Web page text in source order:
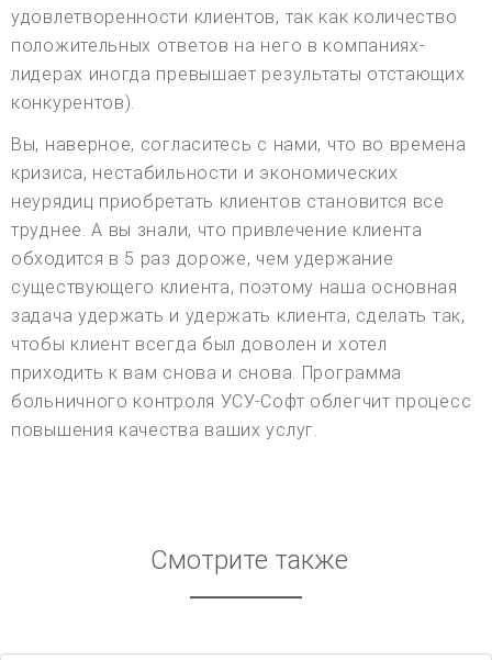
удовлетворенности клиентов, так как количество
положительных ответов на него в компаниях-
лидерах иногда превышает результаты отстающих
конкурентов).
Вы, наверное, согласитесь с нами, что во времена
кризиса, нестабильности и экономических
неурядиц приобретать клиентов становится все
труднее. А вы знали, что привлечение клиента
обходится в 5 раз дороже, чем удержание
существующего клиента, поэтому наша основная
задача удержать и удержать клиента, сделать так,
чтобы клиент всегда был доволен и хотел
приходить к вам снова и снова. Программа
больничного контроля УСУ-Софт облегчит процесс
повышения качества ваших услуг.
Смотрите также